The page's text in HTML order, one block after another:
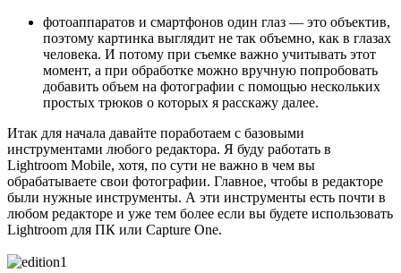
фотоаппаратов и смартфонов один глаз — это объектив,
поэтому картинка выглядит не так объемно, как в глазах
человека. И потому при съемке важно учитывать этот
момент, а при обработке можно вручную попробовать
добавить объем на фотографии с помощью нескольких
простых трюков о которых я расскажу далее.
Итак для начала давайте поработаем с базовыми
инструментами любого редактора. Я буду работать в
Lightroom Mobile, хотя, по сути не важно в чем вы
обрабатываете свои фотографии. Главное, чтобы в редакторе
были нужные инструменты. А эти инструменты есть почти в
любом редакторе и уже тем более если вы будете использовать
Lightroom для ПК или Capture One.